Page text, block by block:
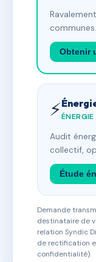
Obtenir
⚡ÉNERGIE
Audit
collectif,
Étude
Demande
destinataire de
relation Syndic
de rectification
confidentialité).